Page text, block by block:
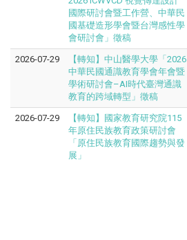
國際研討會暨工作營、中華民
國基礎造形學會暨台灣感性學
會研討會」徵稿
2026-07-29
【轉知】中山醫學大學「2026
中華民國通識教育學會年會暨
學術研討會–AI時代臺灣通識
教育的跨域轉型」徵稿
2026-07-29
【轉知】國家教育研究院115
年原住民族教育政策研討會
「原住民族教育國際趨勢與發
展」